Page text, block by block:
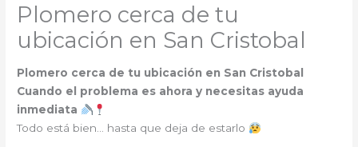
Plomero cerca de tu
ubicación en San Cristobal
Plomero cerca de tu ubicación en San Cristobal
Cuando el problema es ahora y necesitas ayuda
inmediata
Todo está bien… hasta que deja de estarlo